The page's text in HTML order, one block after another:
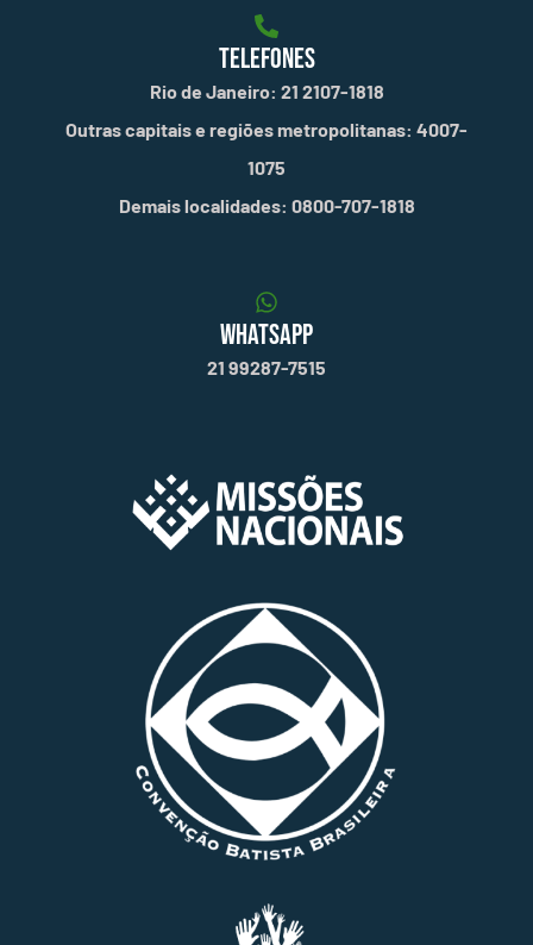
TELEFONES
Rio de Janeiro: 21 2107-1818
Outras capitais e regiões metropolitanas: 4007-
1075
Demais localidades: 0800-707-1818
WHATSAPP
21 99287-7515